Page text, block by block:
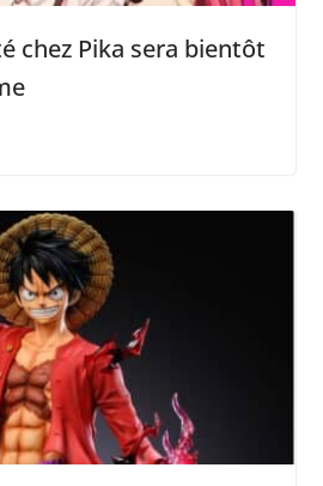
chez Pika sera bientôt